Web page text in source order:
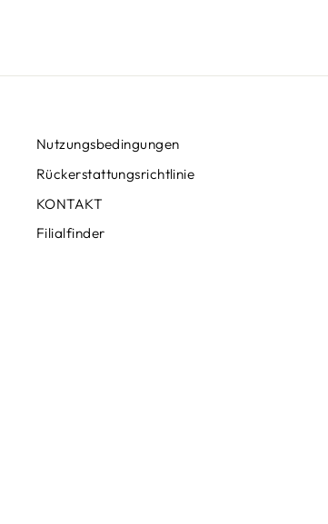
Nutzungsbedingungen
Rückerstattungsrichtlinie
KONTAKT
Filialfinder